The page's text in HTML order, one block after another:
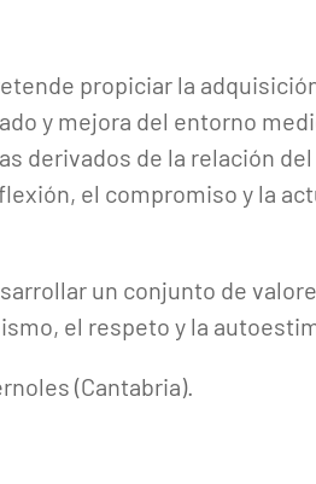
propiciar la
y mejora del entorno
derivados de la relación
el compromiso y la
un conjunto de
el respeto y la
(Cantabria).